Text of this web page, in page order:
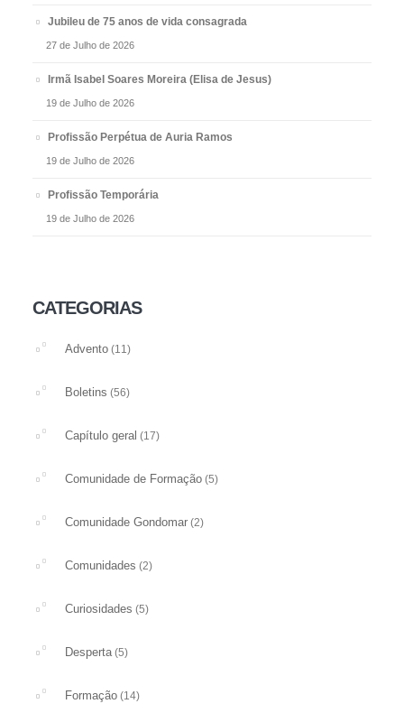
Jubileu de 75 anos de vida consagrada
27 de Julho de 2026
Irmã Isabel Soares Moreira (Elisa de Jesus)
19 de Julho de 2026
Profissão Perpétua de Auria Ramos
19 de Julho de 2026
Profissão Temporária
19 de Julho de 2026
CATEGORIAS
Advento (11)
Boletins (56)
Capítulo geral (17)
Comunidade de Formação (5)
Comunidade Gondomar (2)
Comunidades (2)
Curiosidades (5)
Desperta(5)
Formação (14)